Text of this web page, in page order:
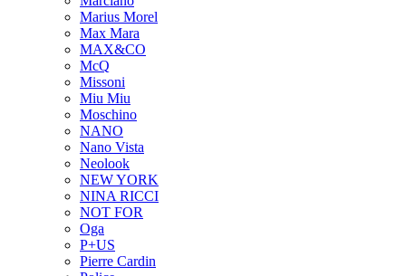
Marius Morel
Max Mara
MAX&CO
McQ
Missoni
Miu Miu
Moschino
NANO
Nano Vista
Neolook
NEW YORK
NINA RICCI
NOT FOR
Oga
P+US
Pierre Cardin